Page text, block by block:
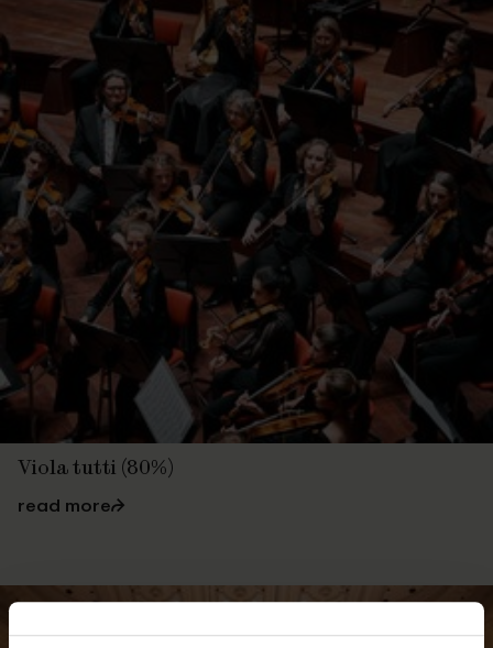
Viola tutti (80%)
read more⮫